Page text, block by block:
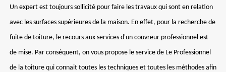
Un expert est toujours sollicité pour faire les travaux qui sont en relation
avec les surfaces supérieures de la maison. En effet, pour la recherche de
fuite de toiture, le recours aux services d'un couvreur professionnel est
de mise. Par conséquent, on vous propose le service de Le Professionnel
de la toiture qui connait toutes les techniques et toutes les méthodes afin